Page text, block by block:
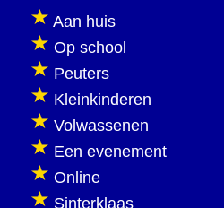
Aan huis
Op school
Peuters
Kleinkinderen
Volwassenen
Een evenement
Online
Sinterklaas